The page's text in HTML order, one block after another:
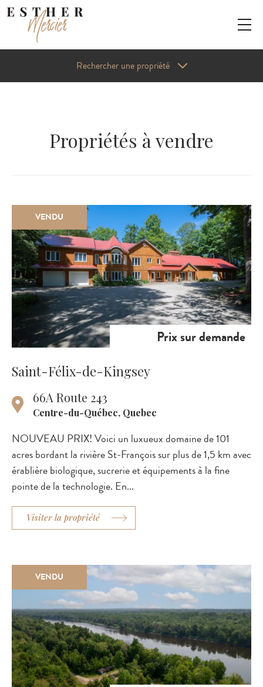
ESTHER MERCIER
BUREAU DE MAGOG
Rechercher une propriété
Propriétés à vendre
Prix sur demande
Saint-Félix-de-Kingsey
66A Route 243
Centre-du-Québec, Quebec
NOUVEAU PRIX! Voici un luxueux domaine de 101
acres bordant la rivière St-François sur plus de 1,5 km avec
érablière biologique, sucrerie et équipements à la fine
pointe de la technologie. En...
Visiter la propriété
VENDU
VENDU